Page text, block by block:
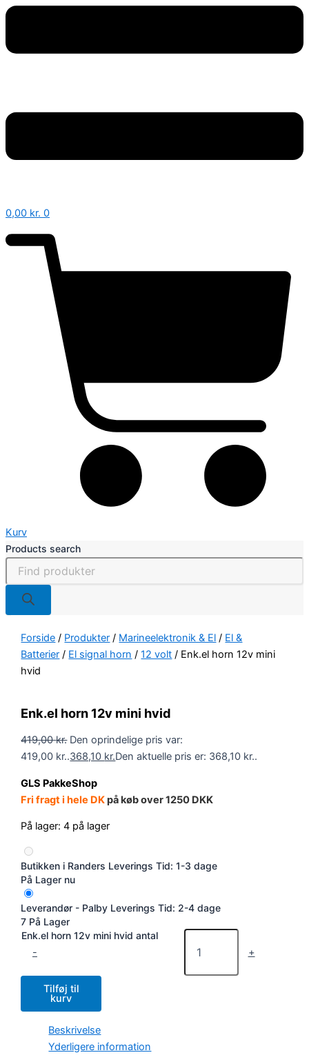
0,00 kr. 0
Kurv
Products search
Forside / Produkter / Marineelektronik & El / El &
Batterier / El signal horn /12 volt / Enk.el horn 12v mini
hvid
Enk.el horn 12v mini hvid
419,00kr. Den oprindelige pris var:
419,00 kr..368,10 kr.Den aktuelle pris er: 368,10 kr..
GLS PakkeShop
Fri fragt i hele DKpå køb over 1250 DKK
På lager: 4 på lager
Butikken i Randers Leverings Tid: 1-3 dage
På Lager nu
Leverandør - Palby Leverings Tid: 2-4 dage
7 På Lager
-
Enk.el horn 12v mini hvid antal
+
Tilføj til
kurv
Beskrivelse
Yderligere information